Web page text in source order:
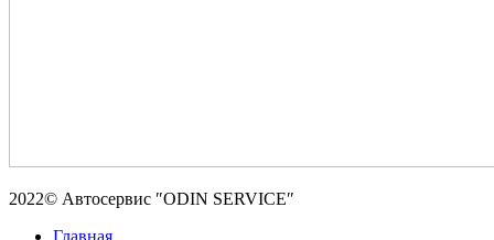
2022© Автосервис ″ODIN SERVICE″
Главная